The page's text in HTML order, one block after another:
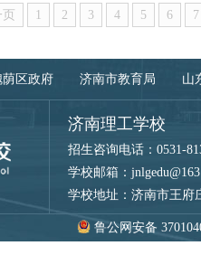
号和硬盘序列号等硬件信息相同
力提供本次采购货物供货能力。
八、开标时间：2023年8月28日
，参与投标供应商存在下列情形
CPU 序列号和硬盘序列号等硬件
)文件联系人为同一人或不同联
）不同供应商的法定代表人、委
代表人或者负责人由同一人签字
页 1 2 3 4 5 6 7
荫区政府 济南市教育局 山
济南理工学校
招生咨询电话：0531-
学校邮箱：
学校地址：济南市王府
鲁公网安备